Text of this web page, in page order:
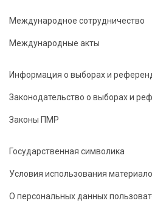
Международное сотрудничество
Международные акты
Информация о выборах и
Законодательство о выборах и
Законы ПМР
Государственная символика
Условия использования
О персональных данных